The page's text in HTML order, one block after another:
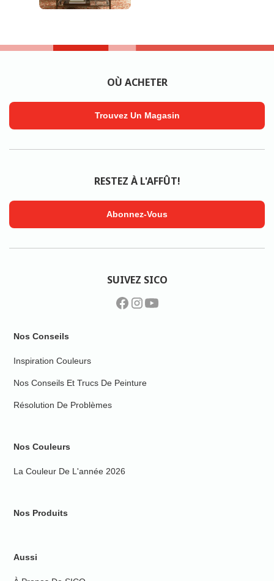
OÙ ACHETER
Trouvez Un Magasin
RESTEZ À L'AFFÛT!
Abonnez-Vous
SUIVEZ SICO
Nos Conseils
Inspiration Couleurs
Nos Conseils Et Trucs De Peinture
Résolution De Problèmes
Nos Couleurs
La Couleur De L'année 2026
Nos Produits
Aussi